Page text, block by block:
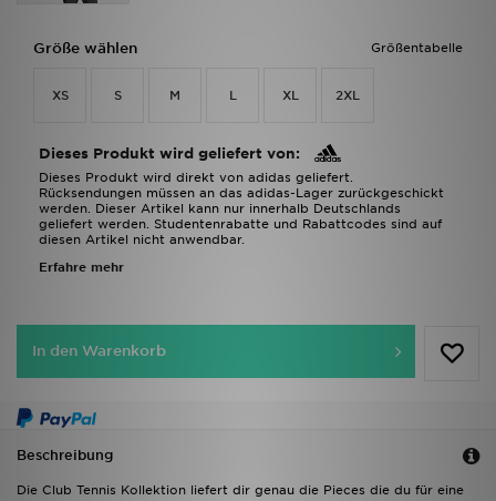
Größentabelle
Größe wählen
XS S M L XL 2XL
Dieses Produkt wird geliefert von:
Dieses Produkt wird direkt von adidas geliefert.
Rücksendungen müssen an das adidas-Lager zurückgeschickt
werden. Dieser Artikel kann nur innerhalb Deutschlands
geliefert werden. Studentenrabatte und Rabattcodes sind auf
diesen Artikel nicht anwendbar.
Erfahre mehr
In den Warenkorb
Beschreibung
Die Club Tennis Kollektion liefert dir genau die Pieces die du für eine